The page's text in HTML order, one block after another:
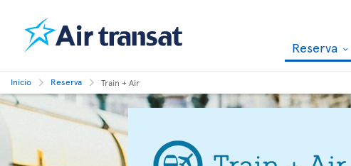
Reserva
Inicio Reserva Train + Air